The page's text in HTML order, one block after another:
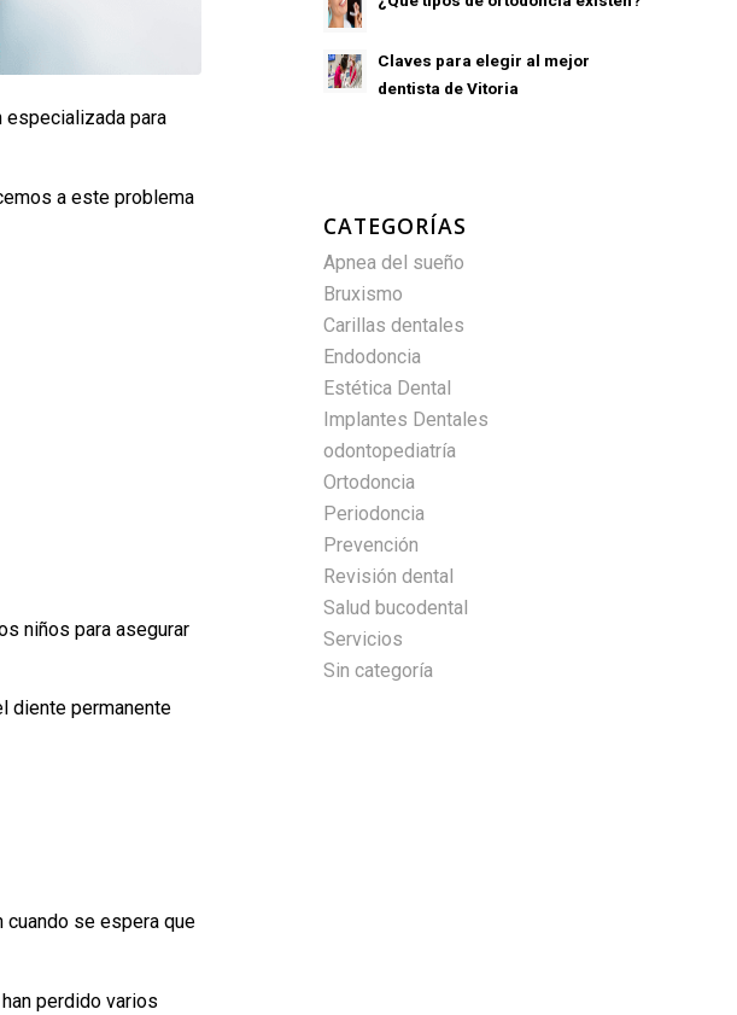
especializada para
a este problema
niños para asegurar
diente permanente
cuando se espera que
perdido varios
Claves para elegir al mejor
dentista de Vitoria
CATEGORÍAS
Apnea del sueño
Bruxismo
Carillas dentales
Endodoncia
Estética Dental
Implantes Dentales
odontopediatría
Ortodoncia
Periodoncia
Prevención
Revisión dental
Salud bucodental
Servicios
Sin categoría